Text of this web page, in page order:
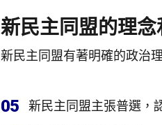
新民主同盟的理念
新民主同盟有著明確的政治
05 新民主同盟主張普選，